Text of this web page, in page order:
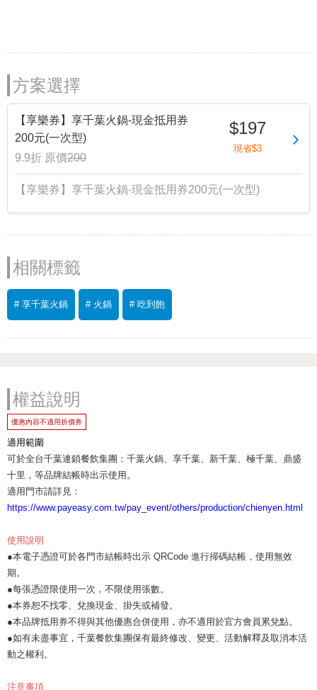
方案選擇
【享樂券】享千葉火鍋-現金抵用券
200元(一次型)
9.9折 原價200
$197
現省$3
【享樂券】享千葉火鍋-現金抵用券200元(一次型)
相關標籤
# 享千葉火鍋 # 火鍋 # 吃到飽
權益說明
優惠內容不適用折價券
適用範圍
可於全台千葉連鎖餐飲集團：千葉火鍋、享千葉、新千葉、極千葉、鼎盛
十里，等品牌結帳時出示使用。
適用門市請詳見：
https://www.payeasy.com.tw/pay_event/others/production/chienyen.html
使用說明
●本電子憑證可於各門市結帳時出示 QRCode 進行掃碼結帳，使用無效
期。
●每張憑證限使用一次，不限使用張數。
●本券恕不找零、兌換現金、掛失或補發。
●本品牌抵用券不得與其他優惠合併使用，亦不適用於官方會員累兌點。
●如有未盡事宜，千葉餐飲集團保有最終修改、變更、活動解釋及取消本活
動之權利。
注意事項